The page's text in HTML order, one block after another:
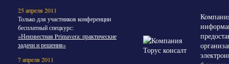
25 апреля 2011
Только для участников конференции
бесплатный спецкурс:
«Неизвестная Primavera: практические
задачи и решения»
7 апреля 2011